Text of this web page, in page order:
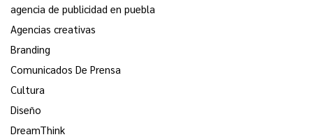
agencia de publicidad en puebla
Agencias creativas
Branding
Comunicados De Prensa
Cultura
Diseño
DreamThink